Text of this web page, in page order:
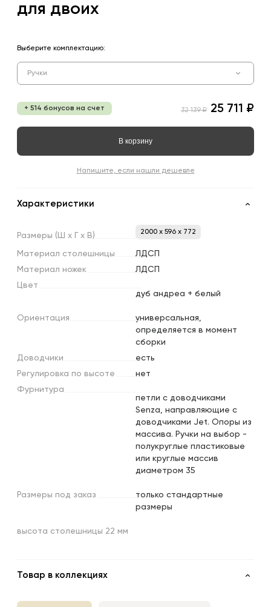
для двоих
Выберите комплектацию:
Ручки
+ 514 бонусов на счет 32 139 ₽ 25 711 ₽
В корзину
Напишите, если нашли дешевле
Характеристики
Размеры (Ш х х В) 2000 x 596 x 772
Материал столешницы
ЛДСП
Материал ножек
ЛДСП
Цвет
дуб андреа + белый
Ориентация
универсальная,
определяется в момент
сборки
Доводчики
есть
Регулировка по высоте
нет
Фурнитура
петли с доводчиками
Senza, направляющие с
доводчиками Jet. Опоры из
массива. Ручки на выбор -
полукруглые пластиковые
или круглые массив
диаметром 35
Размеры под заказ
только стандартные
размеры
высота столешницы 22 мм
Товар в коллекциях